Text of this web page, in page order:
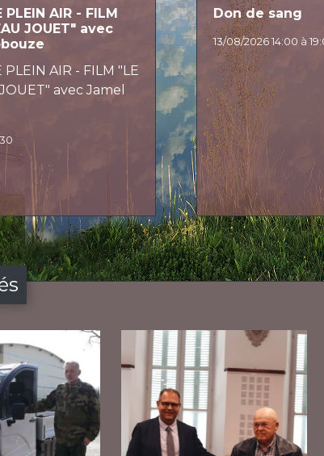
PLEIN AIR - FILM
JOUET" avec
PLEIN AIR - FILM "LE
avec Jamel
Don de sang
13/08/2026 14:00 à